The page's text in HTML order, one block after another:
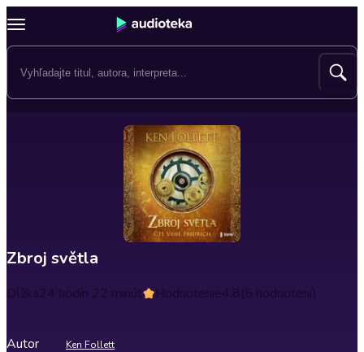
Zbroj světla
Dĺžka24 hodín 22 minút Hodnotenie4.8(5 hodnotení)
Autor Ken Follett